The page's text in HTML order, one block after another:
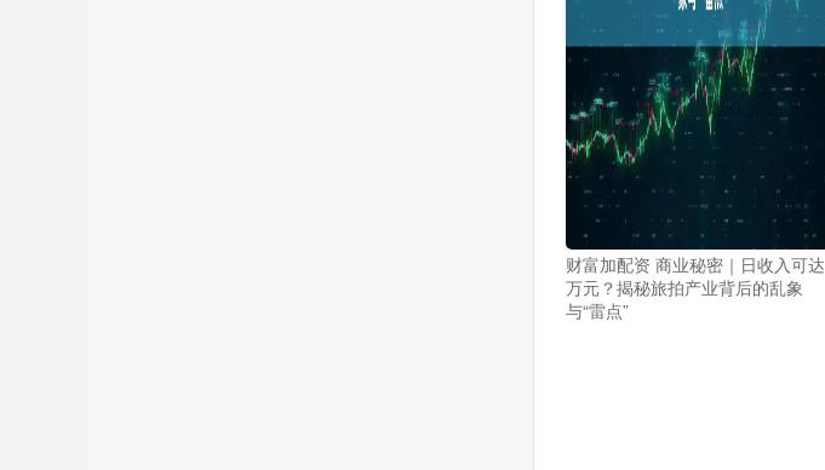
财富加配资 商业秘密｜日收入可达
万元？揭秘旅拍产业背后的乱象
与“雷点”